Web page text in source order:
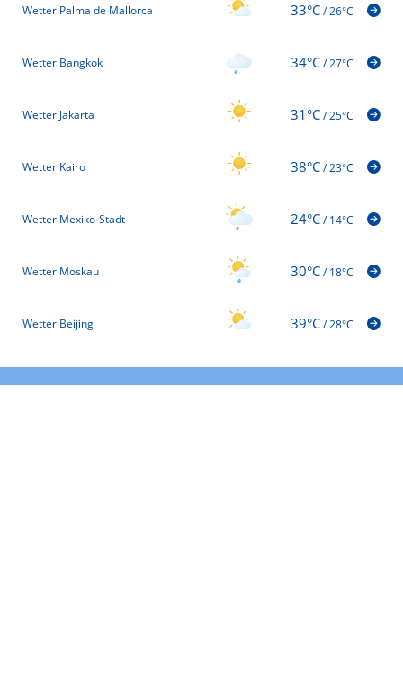
Wetter Palma de Mallorca 33°C/26°C
Wetter Bangkok 34°C/27°C
Wetter Jakarta 31°C/25°C
Wetter Kairo 38°C/23°C
Wetter Mexiko-Stadt 24°C/14°C
Wetter Moskau 30°C/18°C
Wetter Beijing 39°C/28°C